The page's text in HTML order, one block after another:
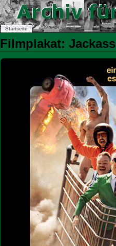
Startseite
Filmplakat: